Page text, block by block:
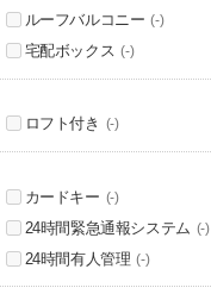
ルーフバルコニー (-)
宅配ボックス (-)
ロフト付き (-)
カードキー (-)
24時間緊急通報システム (-)
24時間有人管理 (-)